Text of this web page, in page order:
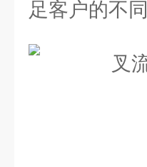
足客户的不同